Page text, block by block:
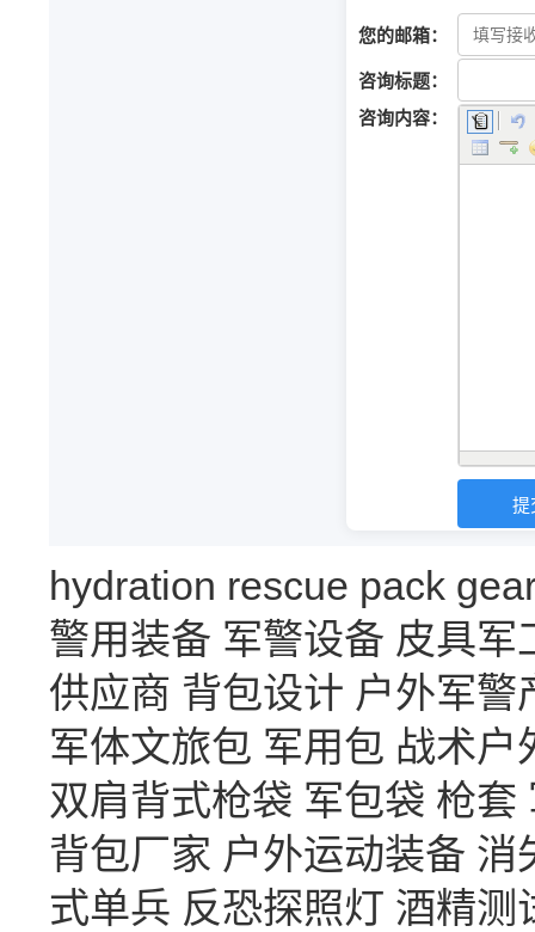
hydration rescue pack
警用装备 军警设备 皮具军
供应商 背包设计 户外军警
军体文旅包 军用包 战术户
双肩背式枪袋 军包袋 枪套
背包厂家 户外运动装备 消
式单兵 反恐探照灯 酒精测